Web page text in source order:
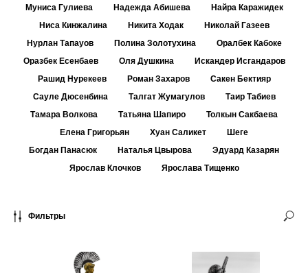
Муниса Гулиева
Надежда Абишева
Найра Каражидек
Ниса Кинжалина
Никита Ходак
Николай Газеев
Нурлан Тапауов
Полина Золотухина
Оралбек Кабоке
Оразбек Есенбаев
Оля Душкина
Искандер Исгандаров
Рашид Нурекеев
Роман Захаров
Сакен Бектияр
Сауле Дюсенбина
Талгат Жумагулов
Таир Табиев
Тамара Волкова
Татьяна Шапиро
Толкын Сакбаева
Елена Григорьян
Хуан Саликет
Шеге
Богдан Панасюк
Наталья Цвырова
Эдуард Казарян
Ярослав Клочков
Ярослава Тищенко
Фильтры